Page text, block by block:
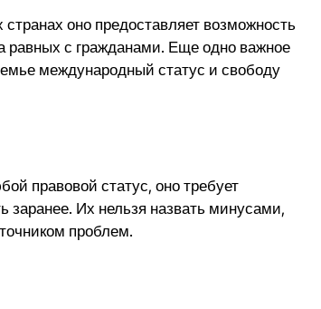
оно предоставляет возможность
равных с гражданами. Еще одно важное
международный статус и свободу
правовой статус, оно требует
заранее. Их нельзя назвать минусами,
проблем.